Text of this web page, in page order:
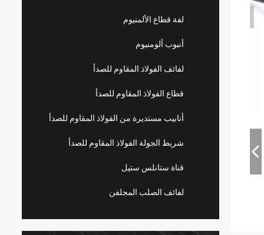
لفة قطاع الألمنيوم
أنبوب ألومنيوم
لفائف الفولاذ المقاوم للصدأ
قطاع الفولاذ المقاوم للصدأ
أنابيب مستديرة من الفولاذ المقاوم للصدأ
شريط الجولة الفولاذ المقاوم للصدأ
قناة ستانلس ستيل
لفائف الصلب المجلفن